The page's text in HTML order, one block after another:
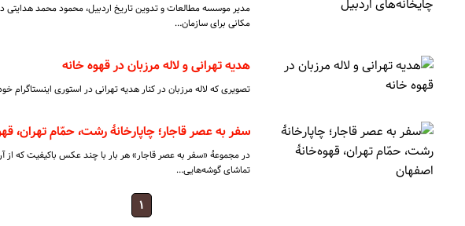
مدیر موسسه مطالعات و تدوین تاریخ اردبیل، محمود محمد هدایتی
مکانی برای سازمان…
هدیه تهرانی و لاله مرزبان در قهوه خانه
تصویری که لاله مرزبان در کنار هدیه تهرانی در استوری
سفر به عصر قاجار؛ چاپارخانۀ رشت، حمّام تهران،
در مجموعۀ «سفر به عصر قاجار» هر بار با چند عکس باکیفیت که از
تماشای گوشه‌هایی…
۱